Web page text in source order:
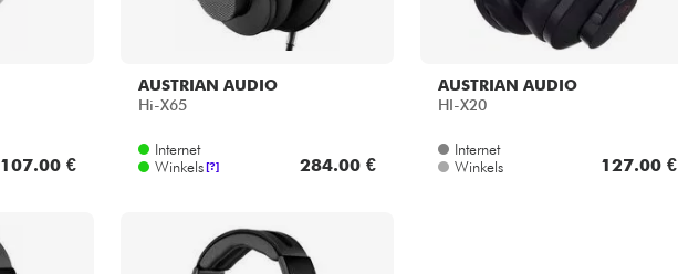
107.00 €
AUSTRIAN AUDIO
Hi-X65
Internet
Winkels [?] 284.00 €
AUSTRIAN AUDIO
HI-X20
Internet
Winkels
127.00 €